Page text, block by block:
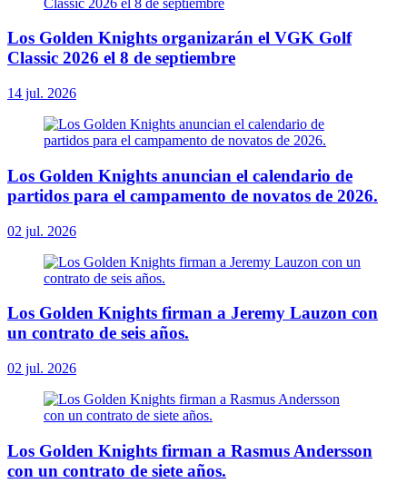
Los Golden Knights organizarán el VGK Golf
Classic 2026 el 8 de septiembre
14 jul. 2026
Los Golden Knights anuncian el calendario de
partidos para el campamento de novatos de 2026.
02 jul. 2026
Los Golden Knights firman a Jeremy Lauzon con
un contrato de seis años.
02 jul. 2026
Los Golden Knights firman a Rasmus Andersson
con un contrato de siete años.